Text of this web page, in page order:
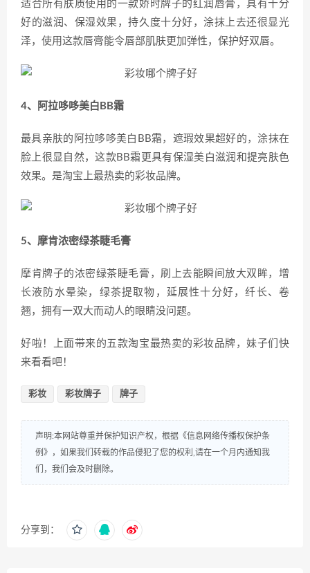
适合所有肤质使用的一款娇时牌子的红润唇膏，具有十分
好的滋润、保湿效果，持久度十分好，涂抹上去还很显光
泽，使用这款唇膏能令唇部肌肤更加弹性，保护好双唇。
4、阿拉哆哆美白BB霜
最具亲肤的阿拉哆哆美白BB霜，遮瑕效果超好的，涂抹在
脸上很显自然，这款BB霜更具有保湿美白滋润和提亮肤色
效果。是淘宝上最热卖的彩妆品牌。
5、摩肯浓密绿茶睫毛膏
摩肯牌子的浓密绿茶睫毛膏，刷上去能瞬间放大双眸，增
长液防水晕染，绿茶提取物，延展性十分好，纤长、卷
翘，拥有一双大而动人的眼睛没问题。
好啦！上面带来的五款淘宝最热卖的彩妆品牌，妹子们快
来看看吧！
彩妆 彩妆牌子 牌子
声明:本网站尊重并保护知识产权，根据《信息网络传播权保护条
例》，如果我们转载的作品侵犯了您的权利,请在一个月内通知我
们，我们会及时删除。
分享到：